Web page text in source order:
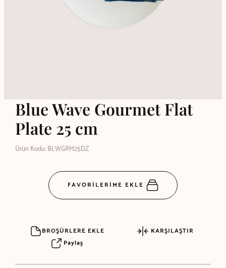
Blue Wave Gourmet Flat
Plate 25 cm
Ürün Kodu: BLWGRM25DZ
FAVORİLERİME EKLE
BROŞÜRLERE EKLE
KARŞILAŞTIR
Paylaş